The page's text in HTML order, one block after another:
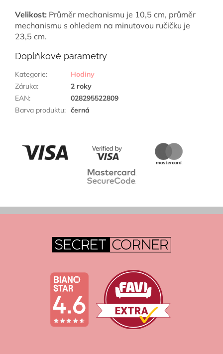
Velikost: Průměr mechanismu je 10,5 cm, průměr
mechanismu s ohledem na minutovou ručičku je
23,5 cm.
Doplňkové parametry
Kategorie:
Hodiny
Záruka:
2 roky
EAN:
028295522809
Barva produktu: černá